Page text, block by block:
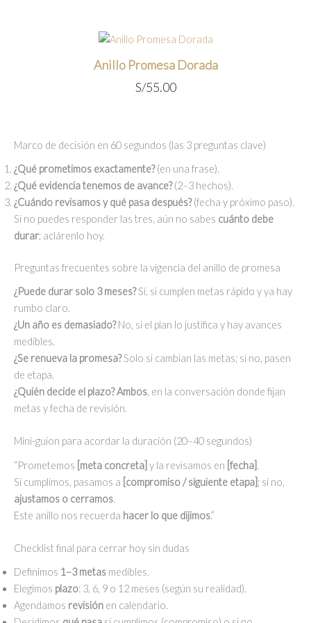
era:
es:
Anillo Promesa Dorada
S/55.00
Marco de decisión en 60 segundos (las 3 preguntas clave)
¿Qué prometimos exactamente?(en una frase).
¿Qué evidencia tenemos de avance?(2–3 hechos).
¿Cuándo revisamos y qué pasa después?(fecha y próximo paso).
Si no puedes responder las tres, aún no sabes cuánto debe
durar; aclárenlo hoy.
Preguntas frecuentes sobre la vigencia del anillo de promesa
¿Puede durar solo 3 meses?Sí, si cumplen metas rápido y ya hay
rumbo claro.
¿Un año es demasiado?No, si el plan lo justifica y hay avances
medibles.
¿Se renueva la promesa?Solo si cambian las metas; si no, pasen
de etapa.
¿Quién decide el plazo?Ambos, en la conversación donde fijan
metas y fecha de revisión.
Mini-guion para acordar la duración (20–40 segundos)
“Prometemos [meta concreta] y la revisamos en [fecha] .
Si cumplimos, pasamos a [compromiso / siguiente etapa] ; si no,
ajustamos o cerramos.
Este anillo nos recuerda hacer lo que dijimos.”
Checklist final para cerrar hoy sin dudas
Definimos 1–3 metas medibles.
Elegimos plazo: 3, 6, 9 o 12 meses (según su realidad).
Agendamos revisión en calendario.